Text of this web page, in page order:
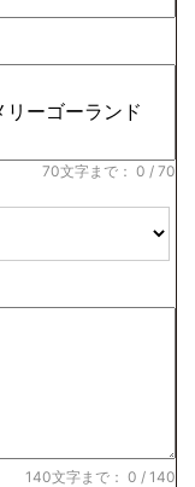
70文字まで： 0 / 70
140文字まで： 0 / 140